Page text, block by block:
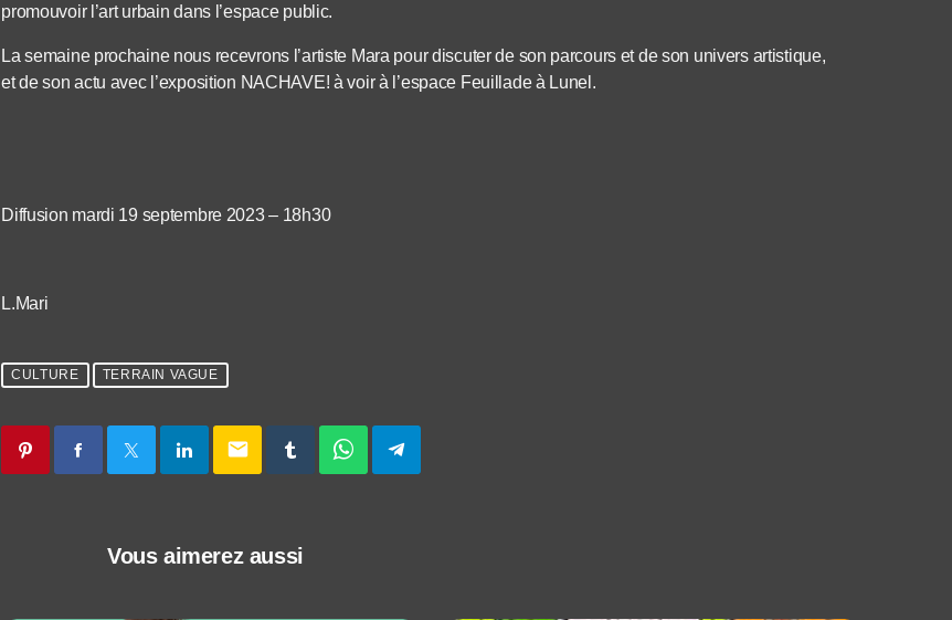
promouvoir l’art urbain dans l’espace public.
La semaine prochaine nous recevrons l’artiste Mara pour discuter de son parcours et de son univers artistique,
et de son actu avec l’exposition NACHAVE! à voir à l’espace Feuillade à Lunel.
Diffusion mardi 19 septembre 2023 – 18h30
L.Mari
CULTURE TERRAIN VAGUE
email
Vous aimerez aussi